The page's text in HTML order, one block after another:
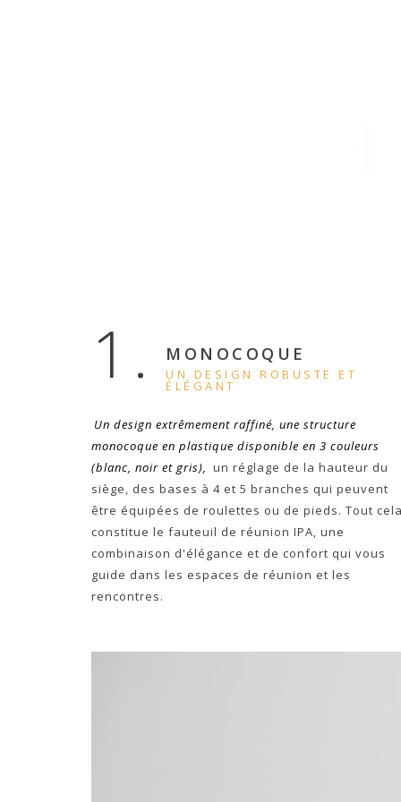
1. MONOCOQUE
UN DESIGN ROBUSTE ET
ÉLÉGANT
Un design extrêmement raffiné, une structure
monocoque en plastique disponible en 3 couleurs
(blanc, noir et gris), un réglage de la hauteur du
siège, des bases à 4 et 5 branches qui peuvent
être équipées de roulettes ou de pieds. Tout
constitue le fauteuil de réunion IPA, une
combinaison d'élégance et de confort qui vous
guide dans les espaces de réunion et les
rencontres.